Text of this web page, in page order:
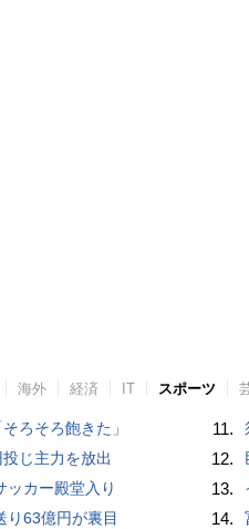
海外 経済 IT スポーツ
ろそろ飽きた」
じ主力を放出
ッカー殿堂入り
り63億円が裏目
11.
12.
13.
14.